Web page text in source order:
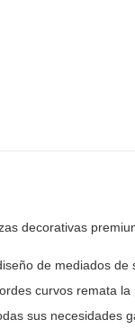
decorativas
de mediados de
curvos remata la
sus necesidades